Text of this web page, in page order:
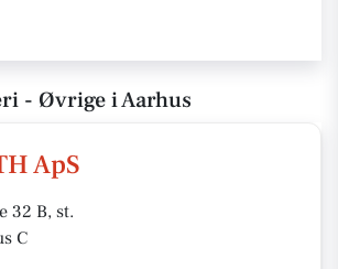
- Øvrige i Aarhus
ApS
32 B, st.
C